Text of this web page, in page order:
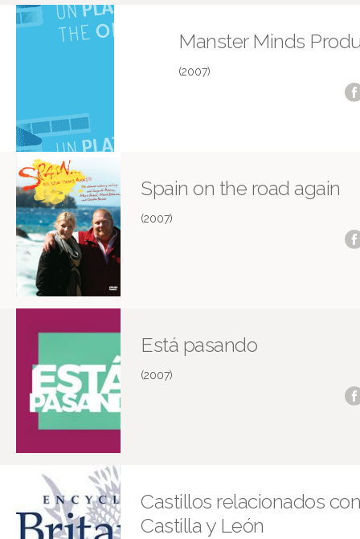
Manster Minds
(2007)
Spain on the road again
(2007)
Está pasando
(2007)
Castillos relacionados con
Castilla y León